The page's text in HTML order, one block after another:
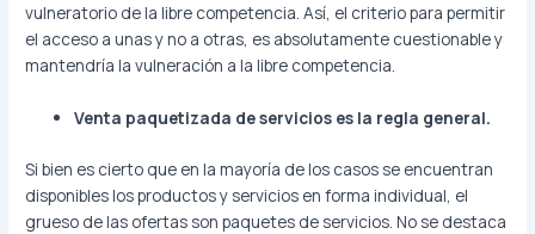
vulneratorio de la libre competencia. Así, el criterio para permitir
el acceso a unas y no a otras, es absolutamente cuestionable y
mantendría la vulneración a la libre competencia.
Venta paquetizada de servicios es la regla general.
Si bien es cierto que en la mayoría de los casos se encuentran
disponibles los productos y servicios en forma individual, el
grueso de las ofertas son paquetes de servicios. No se destaca